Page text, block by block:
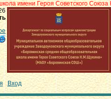
Советского Союза Н.М.Щукина»
Вход